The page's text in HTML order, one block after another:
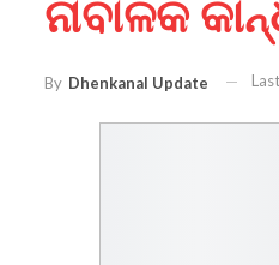
ନାବାଳକ
By Dhenkanal Update